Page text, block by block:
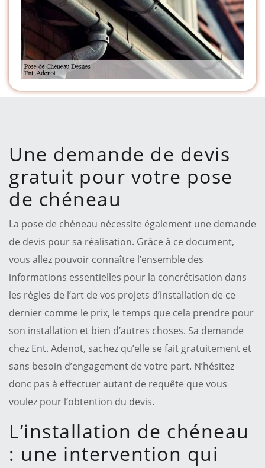
Une demande de devis
gratuit pour votre pose
de chéneau
La pose de chéneau nécessite également une demande
de devis pour sa réalisation. Grâce à ce document,
vous allez pouvoir connaître l’ensemble des
informations essentielles pour la concrétisation dans
les règles de l’art de vos projets d’installation de ce
dernier comme le prix, le temps que cela prendre pour
son installation et bien d’autres choses. Sa demande
chez Ent. Adenot, sachez qu’elle se fait gratuitement et
sans besoin d’engagement de votre part. N’hésitez
donc pas à effectuer autant de requête que vous
voulez pour l’obtention du devis.
L’installation de chéneau
: une intervention qui